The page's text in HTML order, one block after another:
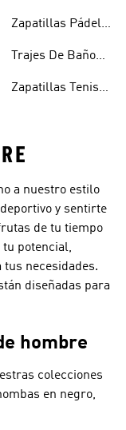
Zapatillas Pádel
Trajes De Baño
Zapatillas Tenis
a nuestro estilo
y sentirte
de tu tiempo
tu potencial,
tus necesidades.
diseñadas para
hombre
colecciones
en negro,